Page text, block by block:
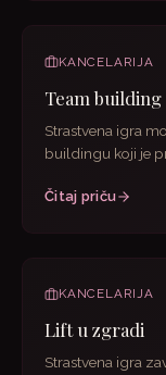
KANCELARIJA
Team building
Strastvena igra
buildingu koji je
Čitaj priču
KANCELARIJA
Lift u zgradi
Strastvena igra